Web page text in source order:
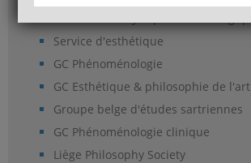
Service d'esthétique
GC Phénoménologie
GC Esthétique & philosophie de l'art
Groupe belge d'études sartriennes
GC Phénoménologie clinique
Liège Philosophy Society